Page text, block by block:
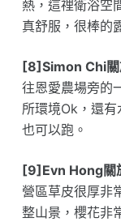
熱，這𥚃衛浴空
真舒服，很棒的
[8]Simon Chi
往恩愛農場旁的
所環境Ok，還
也可以跑。
[9]Evn Hong關
營區草皮很厚非
整山景，櫻花非